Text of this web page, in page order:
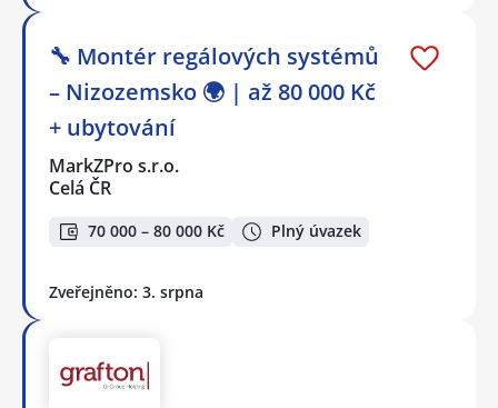
🔧 Montér regálových systémů
– Nizozemsko 🌍 | až 80 000 Kč
+ ubytování
MarkZPro s.r.o.
Celá ČR
70 000 – 80 000 Kč Plný úvazek
Zveřejněno: 3. srpna